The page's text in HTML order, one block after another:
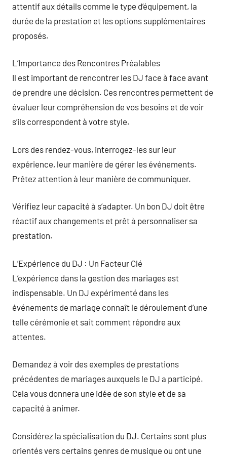
attentif aux détails comme le type d’équipement, la
durée de la prestation et les options supplémentaires
proposés.
L’Importance des Rencontres Préalables
Il est important de rencontrer les DJ face à face avant
de prendre une décision. Ces rencontres permettent de
évaluer leur compréhension de vos besoins et de voir
s’ils correspondent à votre style.
Lors des rendez-vous, interrogez-les sur leur
expérience, leur manière de gérer les événements.
Prêtez attention à leur manière de communiquer.
Vérifiez leur capacité à s’adapter. Un bon DJ doit être
réactif aux changements et prêt à personnaliser sa
prestation.
L’Expérience du DJ : Un Facteur Clé
L’expérience dans la gestion des mariages est
indispensable. Un DJ expérimenté dans les
événements de mariage connaît le déroulement d’une
telle cérémonie et sait comment répondre aux
attentes.
Demandez à voir des exemples de prestations
précédentes de mariages auxquels le DJ a participé.
Cela vous donnera une idée de son style et de sa
capacité à animer.
Considérez la spécialisation du DJ. Certains sont plus
orientés vers certains genres de musique ou ont une